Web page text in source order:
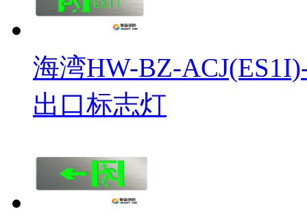
海湾HW-BZ-
出口标志灯